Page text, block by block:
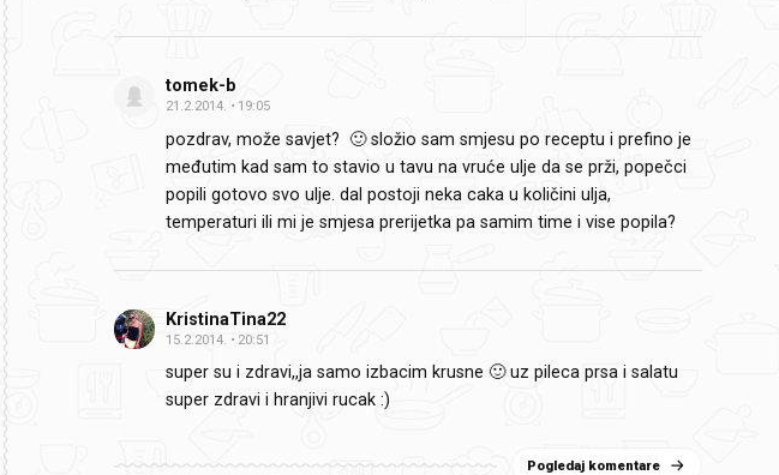
tomek-b
21.2.2014. 19:05
pozdrav, može savjet? 🙂 složio sam smjesu po receptu i prefino je
međutim kad sam to stavio u tavu na vruće ulje da se prži, popečci
popili gotovo svo ulje. dal postoji neka caka u količini ulja,
temperaturi ili mi je smjesa prerijetka pa samim time i vise popila?
KristinaTina22
15.2.2014. 20:51
super su i zdravi,,ja samo izbacim krusne 🙂 uz pileca prsa i salatu
super zdravi i hranjivi rucak :)
Pogledaj komentare